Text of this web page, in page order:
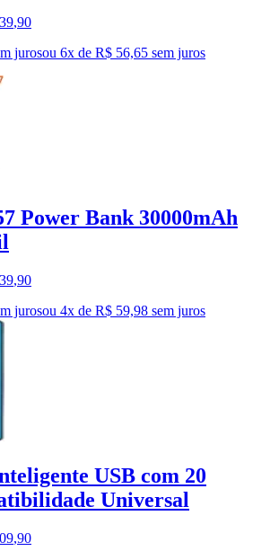
,90
jurosou 6x de R$ 56,65 sem juros
Power Bank 30000mAh
,90
jurosou 4x de R$ 59,98 sem juros
USB com 20
Universal
,90